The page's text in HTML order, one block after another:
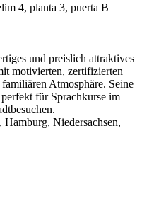
4, planta 3, puerta B
und preislich attraktives
motivierten, zertifizierten
Atmosphäre. Seine
für Sprachkurse im
Niedersachsen,